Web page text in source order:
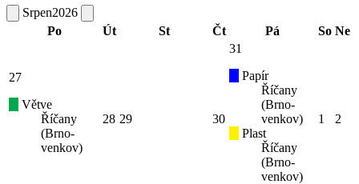
Srpen2026
Po
Út St Čt Pá So Ne
27
Větve
Říčany
(Brno-
venkov)
28 29 30
31
Papír
Říčany
(Brno-
venkov)
Plast
Říčany
(Brno-
venkov)
1 2